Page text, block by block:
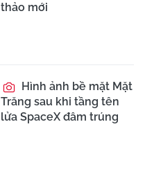
thảo mới
Hình ảnh bề mặt Mặt
Trăng sau khi tầng tên
lửa SpaceX đâm trúng